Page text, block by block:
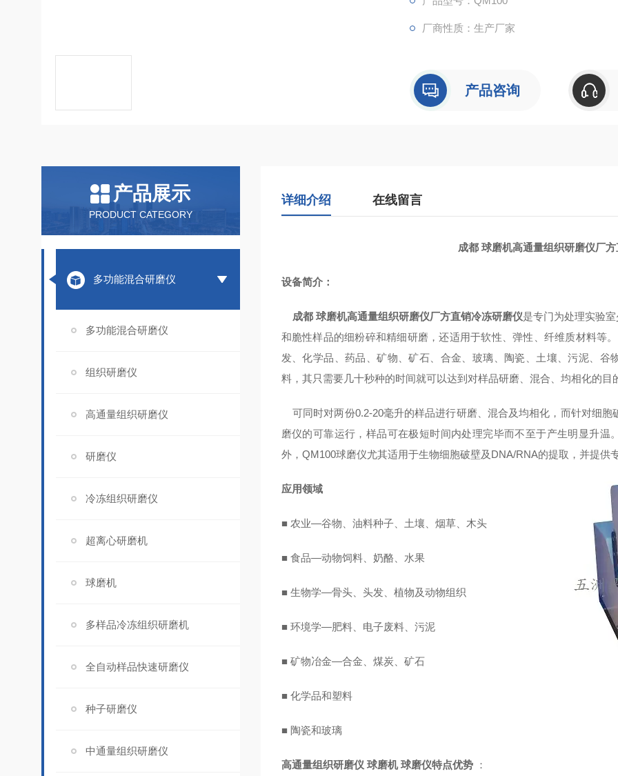
厂商性质：生产厂家
产品咨询
产品展示
PRODUCT CATEGORY
多功能混合研磨仪
多功能混合研磨仪
组织研磨仪
高通量组织研磨仪
研磨仪
冷冻组织研磨仪
超离心研磨机
球磨机
多样品冷冻组织研磨机
全自动样品快速研磨仪
种子研磨仪
中通量组织研磨仪
详细介绍 在线留言
成都 球磨机高通量组织研磨仪厂
设备简介：
成都 球磨机高通量组织研磨仪厂方直销冷冻研磨仪是专门为处理实验
和脆性样品的细粉碎和精细研磨，还适用于软性、弹性、纤维质材料等
发、化学品、药品、矿物、矿石、合金、玻璃、陶瓷、土壤、污泥、
料，其只需要几十秒种的时间就可以达到对样品研磨、混合、均相化的目
可同时对两份0.2-20毫升的样品进行研磨、混合及均相化，而针对细
磨仪的可靠运行，样品可在极短时间内处理完毕而不至于产生明显升
外，QM100球磨仪尤其适用于生物细胞破壁及DNA/RNA的提取，并提供
应用领域
■ 农业—谷物、油料种子、土壤、烟草、木头
■ 食品—动物饲料、奶酪、水果
■ 生物学—骨头、头发、植物及动物组织
■ 环境学—肥料、电子废料、污泥
■ 矿物冶金—合金、煤炭、矿石
■ 化学品和塑料
■ 陶瓷和玻璃
高通量组织研磨仪 球磨机 球磨仪特点优势 ：